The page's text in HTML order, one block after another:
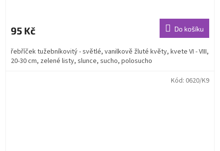
95 Kč Do košíku
řebříček tužebníkovitý - světlé, vanilkově žluté květy, kvete VI - VIII,
20-30 cm, zelené listy, slunce, sucho, polosucho
Kód: 0620/K9